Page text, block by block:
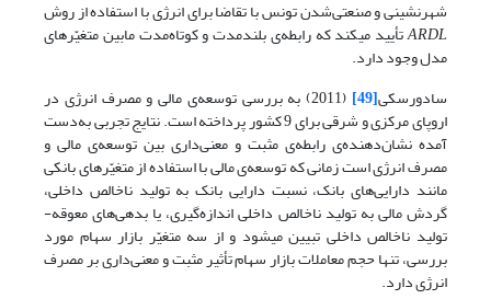
شهرنشینی و صنعتی‌شدن تونس با تقاضا برای انرژی با استفاده از روش
ARDLتأیید می­کند که رابطه‌ی بلندمدت و کوتاه‌مدت مابین متغیّرهای
مدل وجود دارد.
سادورسکی[49] (2011) به بررسی توسعه‌ی مالی و مصرف انرژی در
اروپای مرکزی و شرقی برای 9 کشور پرداخته است. نتایج تجربی به‌دست
آمده نشان‌دهنده‌ی رابطه‌ی مثبت و معنی‌داری بین توسعه‌ی مالی و
مصرف انرژی است زمانی که توسعه‌ی مالی با استفاده از متغیّرهای بانکی
مانند دارایی‌های بانک، نسبت دارایی بانک به تولید ناخالص داخلی،
گردش مالی به تولید ناخالص داخلی اندازه‌گیری، یا بدهی‌های معوقه­
تولید ناخالص داخلی تبیین می­شود و از سه متغیّر بازار سهام مورد
بررسی، تنها حجم معاملات بازار سهام تأثیر مثبت و معنی‌داری بر مصرف
انرژی دارد.